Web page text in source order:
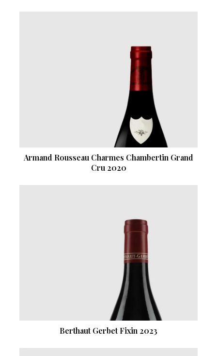
Armand Rousseau Charmes Chambertin Grand
Cru 2020
Berthaut Gerbet Fixin 2023